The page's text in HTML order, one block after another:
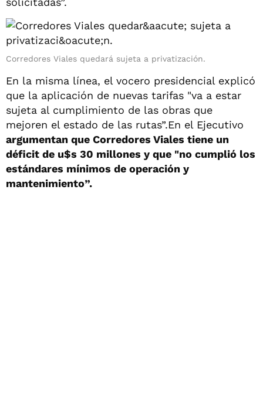
Corredores Viales quedará sujeta a privatización.
En la misma línea, el vocero presidencial explicó
que la aplicación de nuevas tarifas "va a estar
sujeta al cumplimiento de las obras que
mejoren el estado de las rutas”.En el Ejecutivo
argumentan que Corredores Viales tiene un
déficit de u$s 30 millones y que "no cumplió los
estándares mínimos de operación y
mantenimiento”.